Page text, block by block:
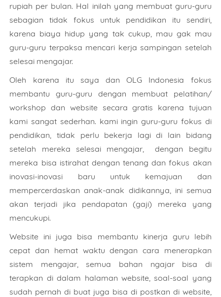
rupiah per bulan. Hal inilah yang membuat guru-guru
sebagian tidak fokus untuk pendidikan itu sendiri,
karena biaya hidup yang tak cukup, mau gak mau
guru-guru terpaksa mencari kerja sampingan setelah
selesai mengajar.
Oleh karena itu saya dan OLG Indonesia fokus
membantu guru-guru dengan membuat pelatihan/
workshop dan website secara gratis karena tujuan
kami sangat sederhan. kami ingin guru-guru fokus di
pendidikan, tidak perlu bekerja lagi di lain bidang
setelah mereka selesai mengajar, dengan begitu
mereka bisa istirahat dengan tenang dan fokus akan
inovasi-inovasi baru untuk kemajuan dan
mempercerdaskan anak-anak didikannya, ini semua
akan terjadi jika pendapatan (gaji) mereka yang
mencukupi.
Website ini juga bisa membantu kinerja guru lebih
cepat dan hemat waktu dengan cara menerapkan
sistem mengajar, semua bahan ngajar bisa di
terapkan di dalam halaman website, soal-soal yang
sudah pernah di buat juga bisa di postkan di website,